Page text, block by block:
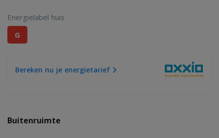
Energielabel huis
G
Bereken nu je energietarief
Buitenruimte